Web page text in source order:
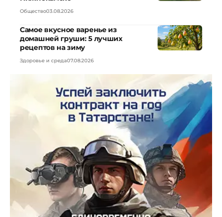
Общество03.08.2026
Самое вкусное варенье из
домашней груши: 5 лучших
рецептов на зиму
Здоровье и среда07.08.2026